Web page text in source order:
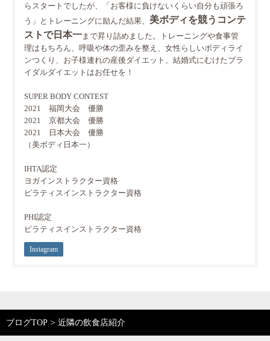
らスタートでしたが、「お客様に負けないくらい自分も頑張ろ
う」とトレーニングに励んだ結果、 美ボディを競うコンテ
ストで日本一 まで昇り詰めました。トレーニングや食事管
理はもちろん、呼吸や体の歪みを整え、女性らしいボディライ
ンつくり、お子様連れの産後ダイエット、結婚式にむけたブラ
イダルダイエットはお任せを！
SUPER BODY CONTEST
2021 福岡大会 優勝
2021 京都大会 優勝
2021 日本大会 優勝
（美ボディ日本一）
IHTA認定
ヨガインストラクター資格
ピラティスインストラクター資格
PHI認定
ピラティスインストラクター資格
Instagram
ブログTOP > 近隣の飲食店紹介